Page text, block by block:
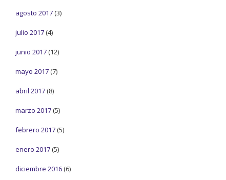
agosto 2017 (3)
julio 2017 (4)
junio 2017 (12)
mayo 2017 (7)
abril 2017 (8)
marzo 2017 (5)
febrero 2017 (5)
enero 2017 (5)
diciembre 2016 (6)